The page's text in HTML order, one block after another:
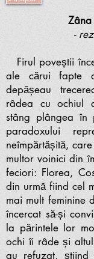
-
Firul poveștii
ale cărui fapte
depășeau
râdea cu ochiul
stâng plângea în
paradoxului
neîmpărtășită,
multor voinici din
feciori: Florea,
din urmă fiind cel
mai mult feminine
încercat să-și
la părintele lor
ochi îi râde și
au refuzat, știind